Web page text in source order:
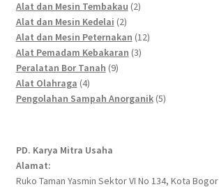
products
Alat dan Mesin Tembakau 22
Alat dan Mesin Kedelai 22
products
Alat dan Mesin Peternakan 1212
Alat Pemadam Kebakaran 33
Peralatan Bor Tanah 99
Alat Olahraga 44
products
Pengolahan Sampah Anorganik 55
PD. Karya Mitra Usaha
Alamat:
Ruko Taman Yasmin Sektor VI No 134, Kota Bogor